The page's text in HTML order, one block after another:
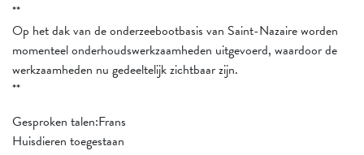
**
Op het dak van de onderzeebootbasis van Saint-Nazaire worden
momenteel onderhoudswerkzaamheden uitgevoerd, waardoor de
werkzaamheden nu gedeeltelijk zichtbaar zijn.
**
Gesproken talen:Frans
Huisdieren toegestaan